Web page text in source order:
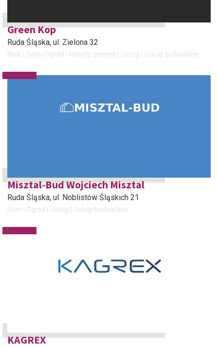
Green Kop
Ruda Śląska, ul. Zielona 32
Bruk Dom i Ogród Roboty ziemne Usługi Usługi budowlane
Misztal-Bud Wojciech Misztal
Ruda Śląska, ul. Noblistów Śląskich 21
Dom i Ogród Usługi Usługi budowlane
KAGREX